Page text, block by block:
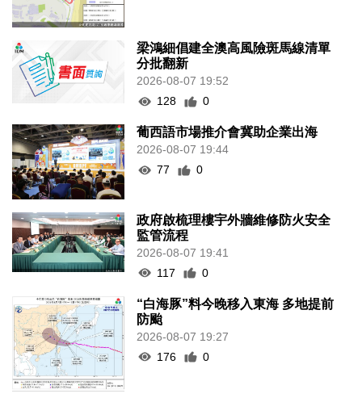
梁鴻細倡建全澳高風險斑馬線清單
分批翻新
2026-08-07 19:52
128
0
葡西語市場推介會冀助企業出海
2026-08-07 19:44
77
0
政府啟梳理樓宇外牆維修防火安全
監管流程
2026-08-07 19:41
117
0
“白海豚”料今晚移入東海 多地提前
防颱
2026-08-07 19:27
176
0